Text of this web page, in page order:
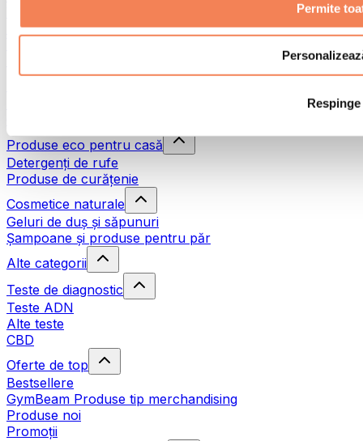
Permite
Respinge
Terapie prin frig
Produse eco pentru casă
Detergenți de rufe
Produse de curățenie
Cosmetice naturale
Geluri de duș și săpunuri
Șampoane și produse pentru păr
Alte categorii
Teste de diagnostic
Teste ADN
Alte teste
CBD
Oferte de top
Bestsellere
GymBeam Produse tip merchandising
Produse noi
Promoții